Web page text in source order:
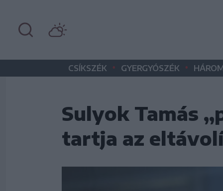
CSÍKSZÉK • GYERGYÓSZÉK •
Sulyok Tamás
tartja az